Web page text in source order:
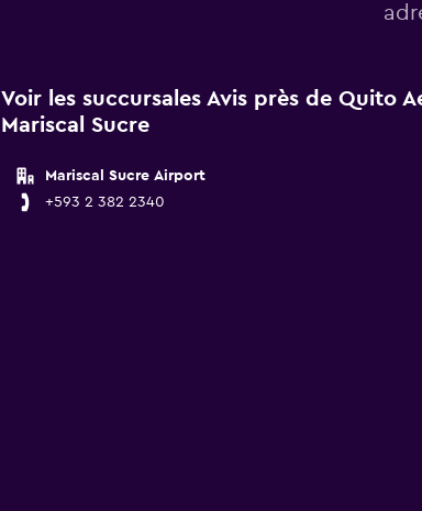
Voir les succursales Avis près de Quito
Mariscal Sucre
Mariscal Sucre Airport
+593 2 382 2340